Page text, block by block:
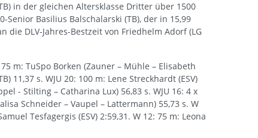
in der gleichen Altersklasse Dritter über 1500
Basilius Balschalarski (TB), der in 15,99
DLV-Jahres-Bestzeit von Friedhelm Adorf (LG
m: TuSpo Borken (Zauner – Mühle – Elisabeth
11,37 s. WJU 20: 100 m: Lene Streckhardt (ESV)
- Stilting – Catharina Lux) 56,83 s. WJU 16: 4 x
Schneider – Vaupel – Lattermann) 55,73 s. W
Tesfagergis (ESV) 2:59,31. W 12: 75 m: Leona